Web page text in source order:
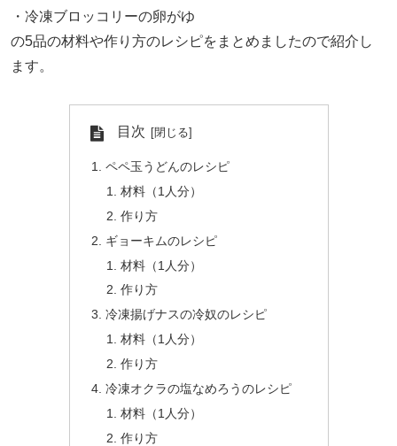
・冷凍ブロッコリーの卵がゆ
の5品の材料や作り方のレシピをまとめましたので紹介し
ます。
目次
ペペ玉うどんのレシピ
材料（1人分）
作り方
ギョーキムのレシピ
材料（1人分）
作り方
冷凍揚げナスの冷奴のレシピ
材料（1人分）
作り方
冷凍オクラの塩なめろうのレシピ
材料（1人分）
作り方